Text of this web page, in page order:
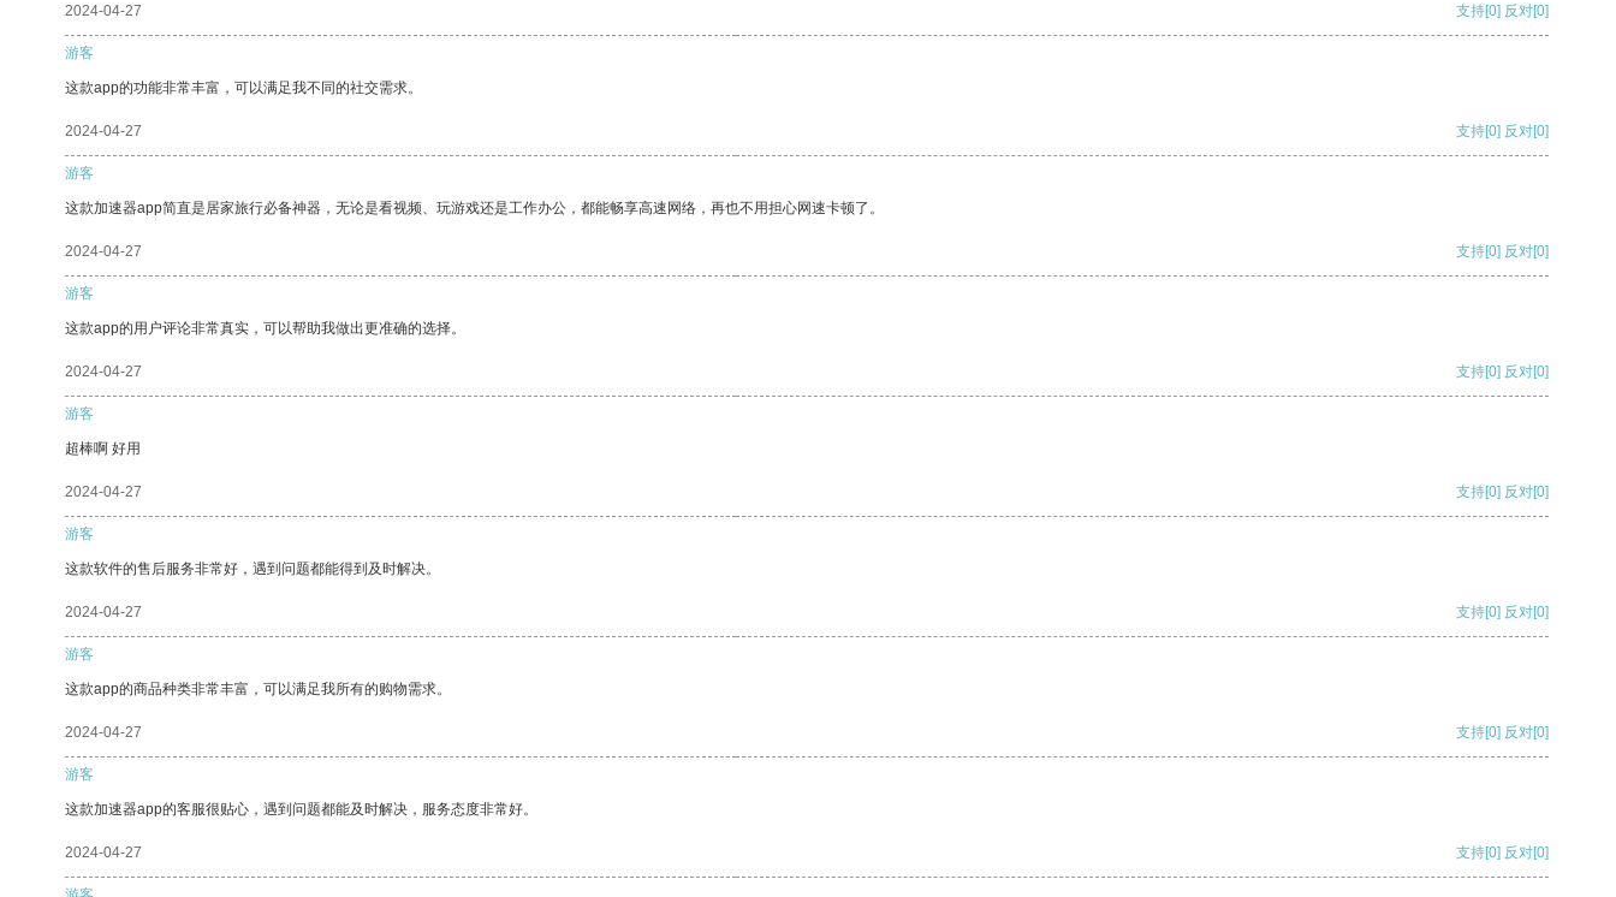
2024-04-27 支持[0] 反对[0]
游客
这款app的功能非常丰富，可以满足我不同的社交需求。
2024-04-27 支持[0] 反对[0]
游客
这款加速器app简直是居家旅行必备神器，无论是看视频、玩游戏还是工作办公，都能畅享高速网络，再也不用担心网速卡顿了。
2024-04-27 支持[0] 反对[0]
游客
这款app的用户评论非常真实，可以帮助我做出更准确的选择。
2024-04-27 支持[0] 反对[0]
游客
超棒啊 好用
2024-04-27 支持[0] 反对[0]
游客
这款软件的售后服务非常好，遇到问题都能得到及时解决。
2024-04-27 支持[0] 反对[0]
游客
这款app的商品种类非常丰富，可以满足我所有的购物需求。
2024-04-27 支持[0] 反对[0]
游客
这款加速器app的客服很贴心，遇到问题都能及时解决，服务态度非常好。
2024-04-27 支持[0] 反对[0]